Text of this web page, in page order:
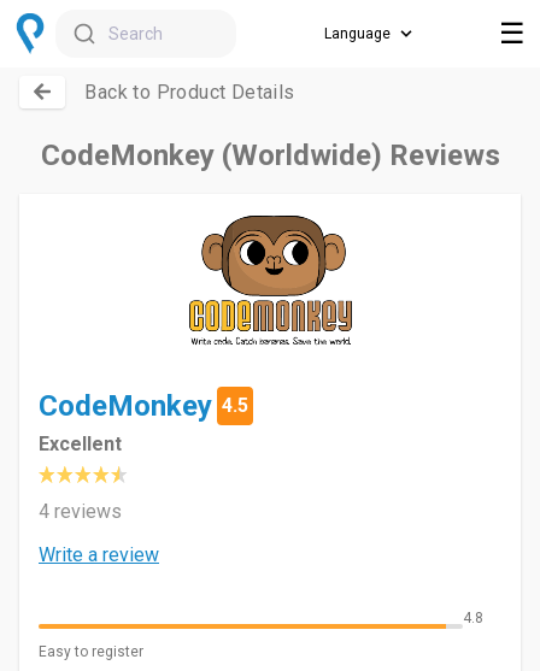
Search ☰
Back to Product Details
CodeMonkey (Worldwide) Reviews
CodeMonkey 4.5
Excellent
4 reviews
Write a review
4.8
Easy to register